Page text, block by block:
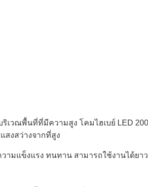
เวณพื้นที่ที่มีความสูง โคมไฮเบย์ LED
สงสว่างจากที่สูง
ามแข็งแรง ทนทาน สามารถใช้งานได้ยา